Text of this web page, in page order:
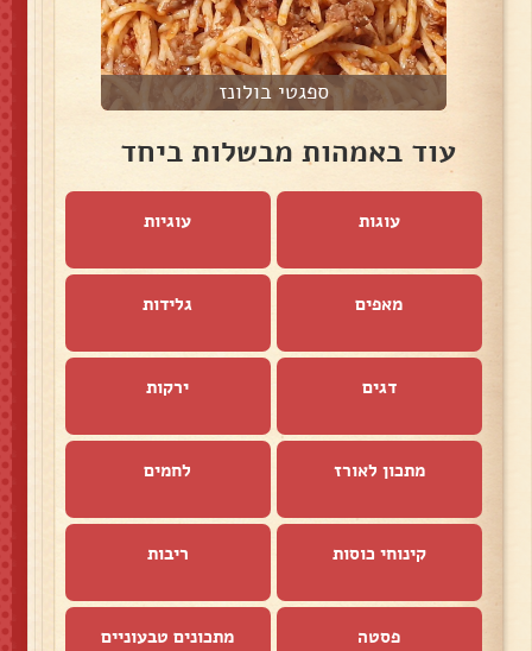
ספגטי בולונז
עוד באמהות מבשלות ביחד
עוגות עוגיות
מאפים גלידות
דגים ירקות
מתכון לאורז לחמים
קינוחי כוסות ריבות
פסטה מתכונים טבעוניים